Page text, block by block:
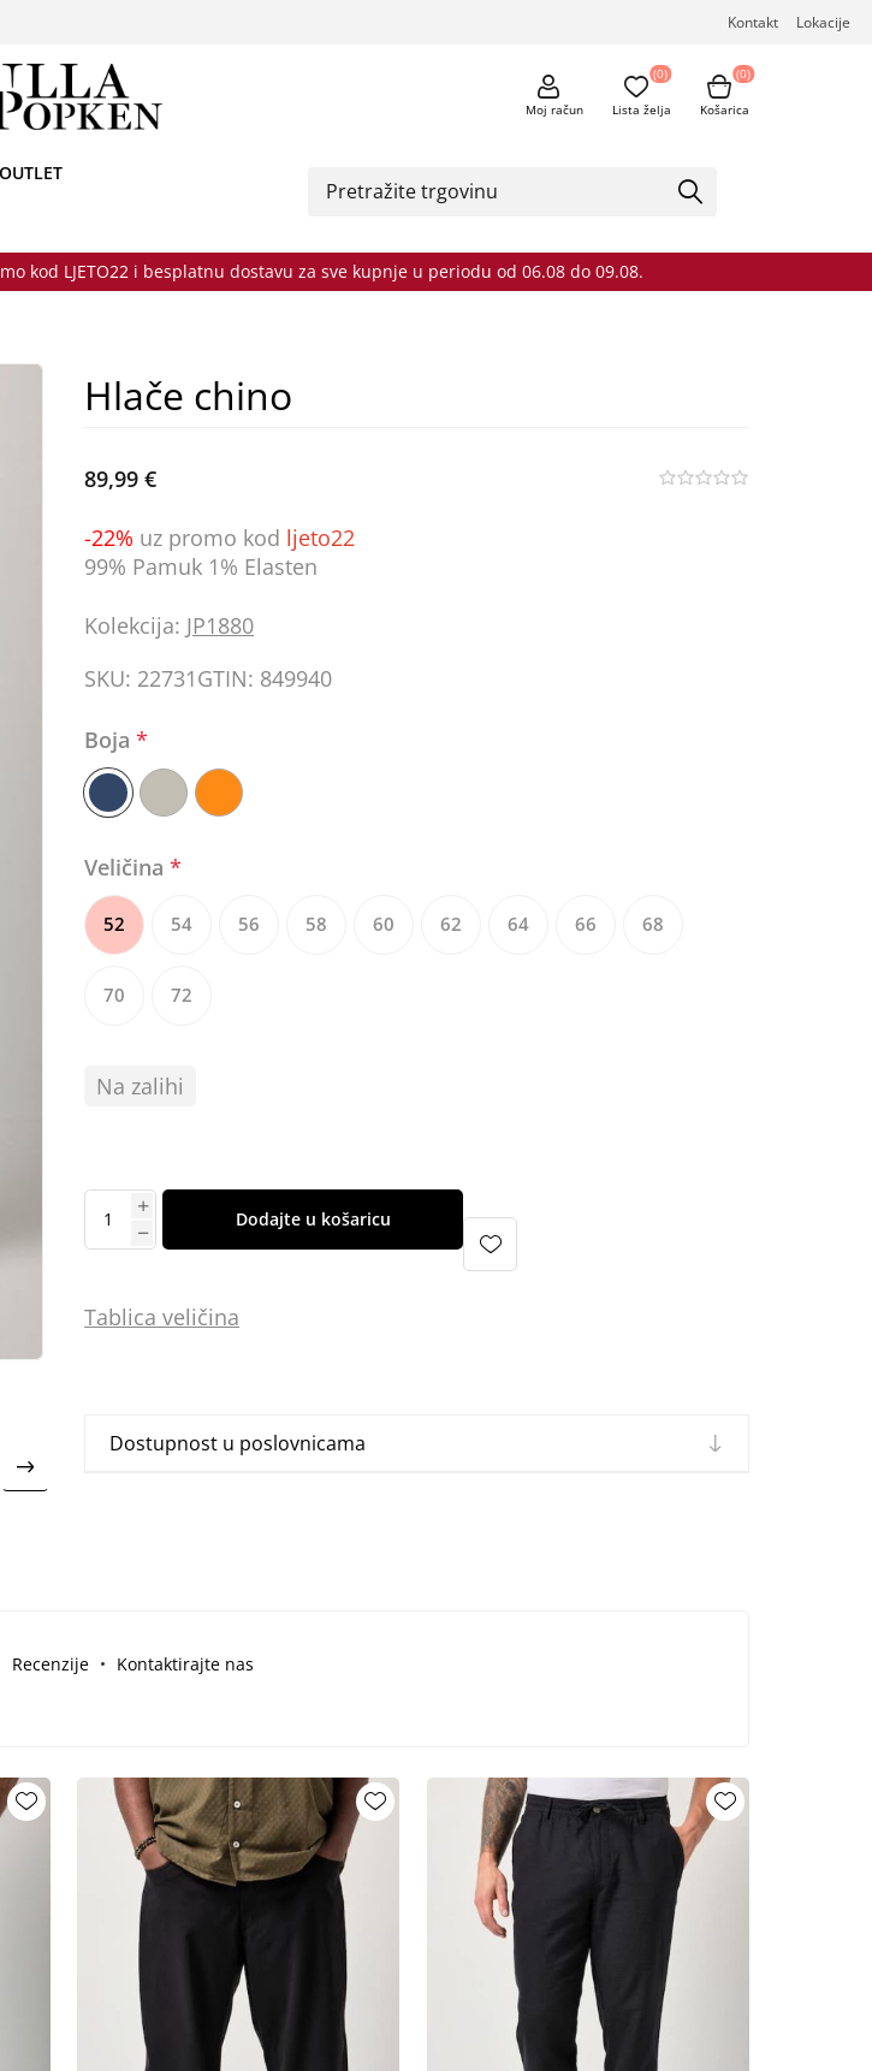
Kontakt Lokacije
Moj račun Lista želja
(0)
Košarica
(0)
OUTLET
kod LJETO22 i besplatnu dostavu za sve kupnje u periodu od 06.08 do 09.08.
Hlače chino
89,99 €
-22% uz promo kod ljeto22
99% Pamuk 1% Elasten
Kolekcija: JP1880
SKU: 22731GTIN: 849940
Boja*
Veličina*
52 54 56 58 60 62 64 66 68
70 72
Na zalihi
Dodajte u košaricu
Tablica veličina
Dostupnost u poslovnicama
Recenzije Kontaktirajte nas